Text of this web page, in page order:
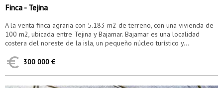
Finca - Tejina
A la venta finca agraria con 5.183 m2 de terreno, con una vivienda de
100 m2, ubicada entre Tejina y Bajamar. Bajamar es una localidad
costera del noreste de la isla, un pequeño núcleo turístico y...
300 000 €